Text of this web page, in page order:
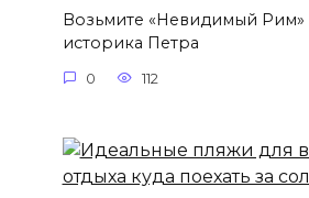
Возьмите «Невидимый Рим»
историка Петра
0 112